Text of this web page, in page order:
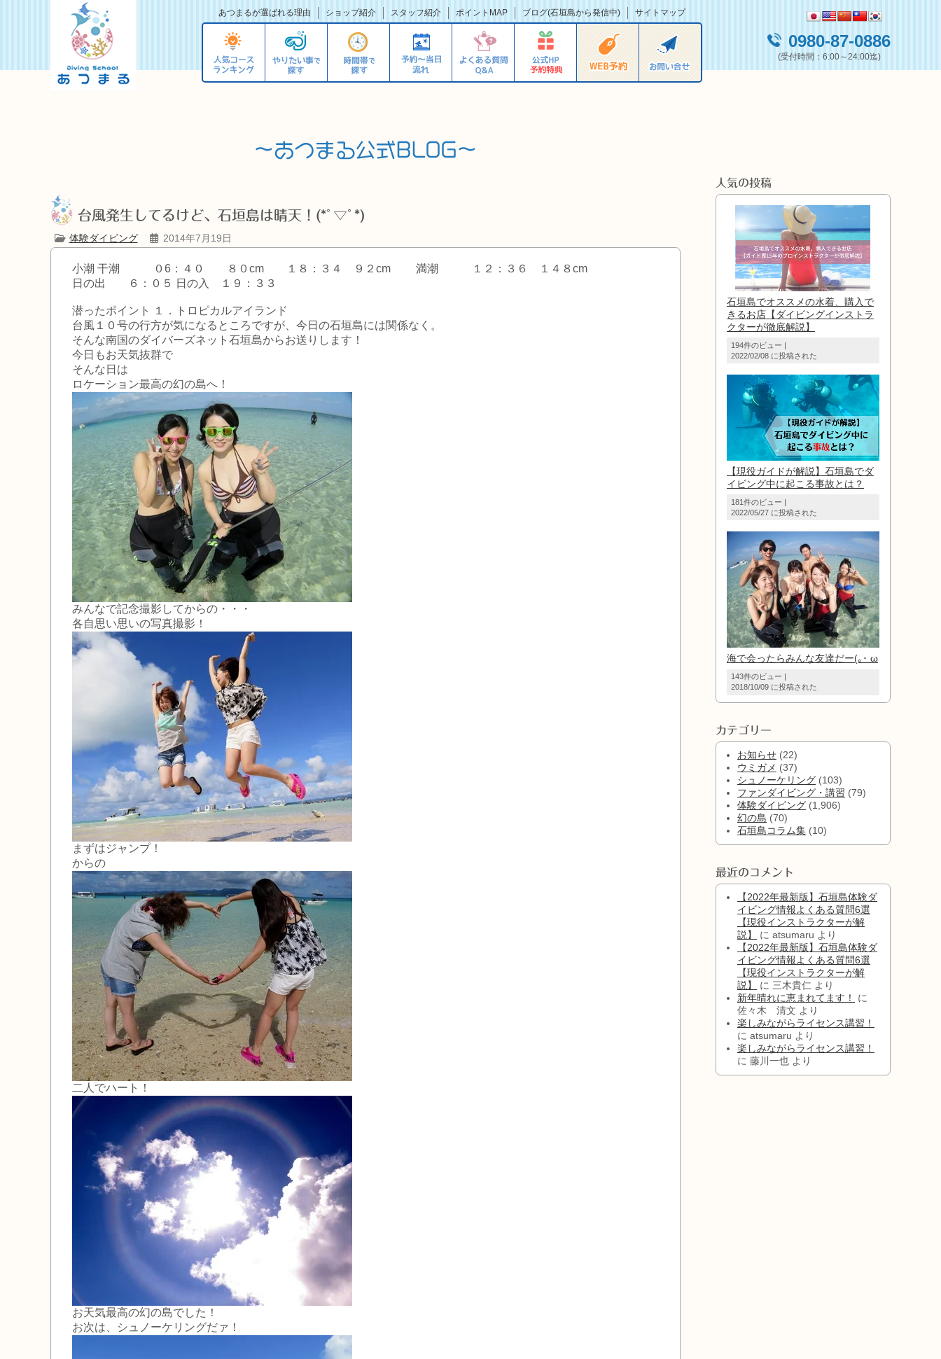
あつまるが選ばれる理由 ショップ紹介 スタッフ紹介 ポイントMAP ブログ(石垣島から発信中) サイトマップ
0980-87-0886
(受付時間：6:00～24:00迄)
台風発生してるけど、石垣島は晴天！(*ﾟ▽ﾟ*)
体験ダイビング 2014年7月19日
小潮 干潮 ０6：４０ ８０cm １８：３４ ９２cm 満潮 １２：３６ １４８cm
日の出 ６：０５ 日の入 １９：３３
潜ったポイント １．トロピカルアイランド
台風１０号の行方が気になるところですが、今日の石垣島には関係なく。
そんな南国のダイバーズネット石垣島からお送りします！
今日もお天気抜群で
そんな日は
ロケーション最高の幻の島へ！
みんなで記念撮影してからの・・・
各自思い思いの写真撮影！
まずはジャンプ！
からの
二人でハート！
お天気最高の幻の島でした！
お次は、シュノーケリングだァ！
人気の投稿
石垣島でオススメの水着、購入で
きるお店【ダイビングインストラ
クターが徹底解説】
194件のビュー |
2022/02/08 に投稿された
【現役ガイドが解説】石垣島でダ
イビング中に起こる事故とは？
181件のビュー |
2022/05/27 に投稿された
海で会ったらみんな友達だー(｡･ ω
143件のビュー
2018/10/09 に投稿された
カテゴリー
お知らせ (22)
ウミガメ (37)
シュノーケリング (103)
ファンダイビング・講習 (79)
体験ダイビング (1,906)
幻の島 (70)
石垣島コラム集 (10)
最近のコメント
【2022年最新版】石垣島体験ダ
イビング情報よくある質問6選
【現役インストラクターが解
説】
に atsumaru より
【2022年最新版】石垣島体験ダ
イビング情報よくある質問6選
【現役インストラクターが解
説】
に 三木貴仁 より
新年晴れに恵まれてます！
に
佐々木 清文 より
楽しみながらライセンス講習！
に atsumaru より
楽しみながらライセンス講習！
に 藤川一也 より